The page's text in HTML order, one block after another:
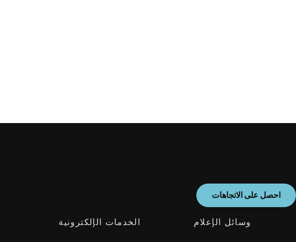
احصل على الاتجاهات
وسائل الإعلام الخدمات الإلكترونية